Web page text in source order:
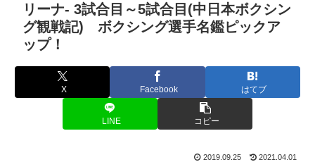
リーナ- 3試合目～5試合目(中日本ボクシン
グ観戦記) ボクシング選手名鑑ピックア
ップ！
X Facebook はてブ
LINE コピー
2019.09.25 2021.04.01